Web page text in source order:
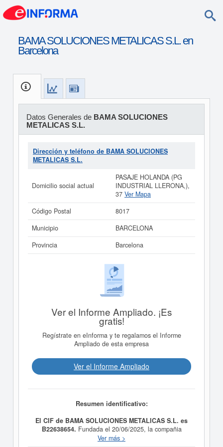
BAMA SOLUCIONES METALICAS S.L. en
Barcelona
Datos Generales de BAMA SOLUCIONES
METALICAS S.L.
Dirección y teléfono de BAMA SOLUCIONES
METALICAS S.L.
Domicilio social actual
PASAJE HOLANDA (PG
INDUSTRIAL LLERONA,),
37 Ver Mapa
Código Postal
8017
Municipio
BARCELONA
Provincia
Barcelona
Ver el Informe Ampliado. ¡Es
gratis!
Regístrate en eInforma y te regalamos el Informe
Ampliado de esta empresa
Ver el Informe Ampliado
Resumen identificativo:
El CIF de BAMA SOLUCIONES METALICAS S.L. es
B22638654. Fundada el 20/06/2025, la compañia
BAMA SOLUCIONES METALICAS S.L.
Ver más >